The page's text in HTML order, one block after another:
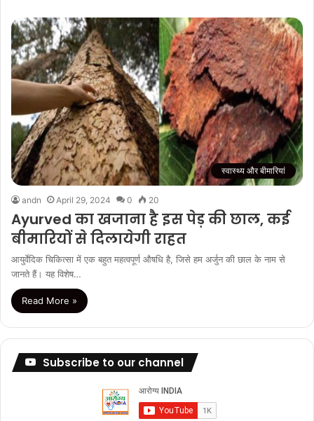
स्वास्थ्य और बीमारियां
andn April 29, 2024 0 20
Ayurved का खजाना है इस पेड़ की छाल, कई
बीमारियों से दिलायेगी राहत
आयुर्वेदिक चिकित्सा में एक बहुत महत्वपूर्ण औषधि है, जिसे हम अर्जुन की छाल के नाम से
जानते हैं। यह विशेष…
Read More »
Subscribe to our channel